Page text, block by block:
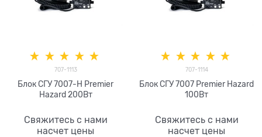
707-1113
Блок СГУ 7007-H Premier
Hazard 200Вт
Свяжитесь с нами
насчет цены
707-1114
Блок СГУ 7007 Premier Hazard
100Вт
Свяжитесь с нами
насчет цены